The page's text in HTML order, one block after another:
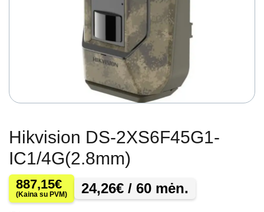
Hikvision DS-2XS6F45G1-
IC1/4G(2.8mm)
887,15€
(Kaina su PVM) 24,26€ / 60 mėn.